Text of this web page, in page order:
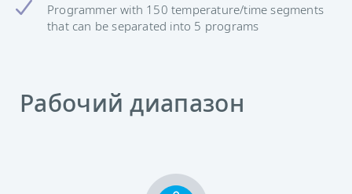
Programmer with 150 temperature/time segments
that can be separated into 5 programs
Рабочий диапазон